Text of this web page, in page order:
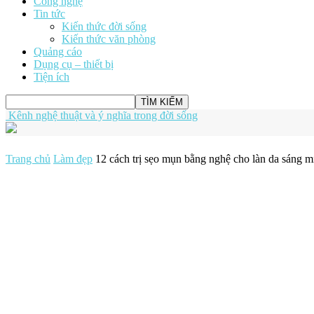
Tin tức
Kiến thức đời sống
Kiến thức văn phòng
Quảng cáo
Dụng cụ – thiết bị
Tiện ích
Kênh nghệ thuật và ý nghĩa trong đời sống
Trang chủ Làm đẹp 12 cách trị sẹo mụn bằng nghệ cho làn da sáng